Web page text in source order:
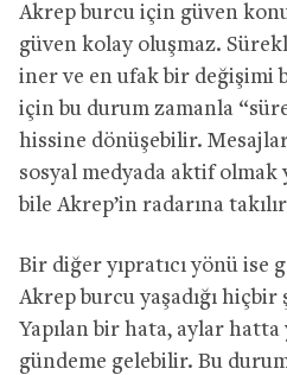
Akrep burcu için güven
güven kolay oluşmaz.
iner ve en ufak bir değişimi
için bu durum zamanla
hissine dönüşebilir.
sosyal medyada aktif olmak
bile Akrep’in radarına
Bir diğer yıpratıcı yönü ise
Akrep burcu yaşadığı
Yapılan bir hata, aylar
gündeme gelebilir. Bu